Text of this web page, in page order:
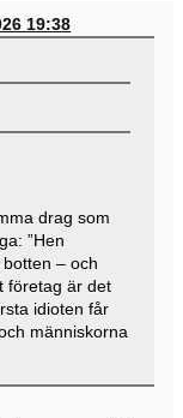
19:38
drag som
”Hen
– och
företag är det
idioten får
människorna